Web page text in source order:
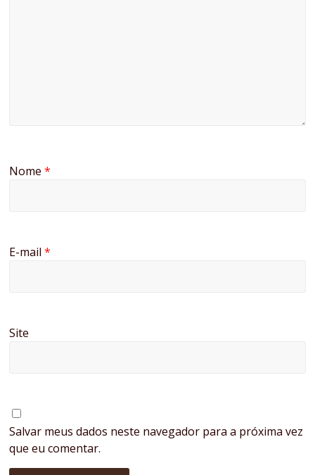
Nome*
E-mail*
Site
Salvar meus dados neste navegador para a próxima vez
que eu comentar.